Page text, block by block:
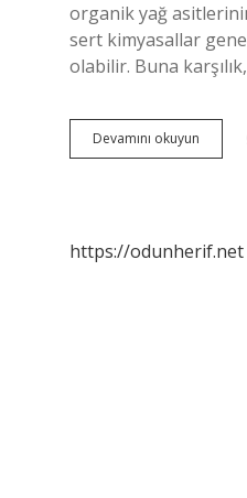
organik yağ
sert kimyasallar
olabilir. Buna
Devamını okuyun
Organik
https://odunherif.net